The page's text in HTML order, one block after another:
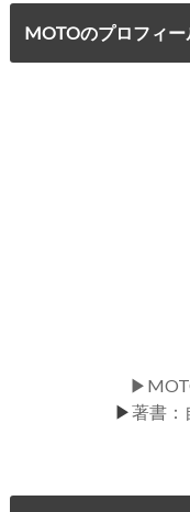
MOTOのプロフィー
▶著書：